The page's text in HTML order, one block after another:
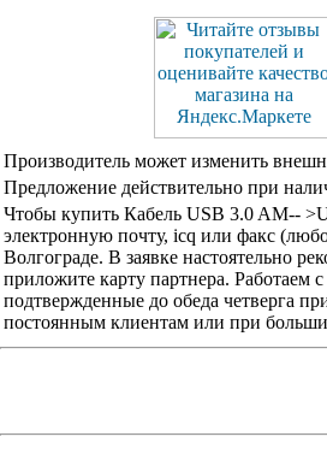
Производитель может изменить
Предложение действительно при
Чтобы купить Кабель USB 3.0 AM--
электронную почту, icq или факс
Волгограде. В заявке настоятельно
приложите карту партнера. Работаем
подтвержденные до обеда четверга
постоянным клиентам или при